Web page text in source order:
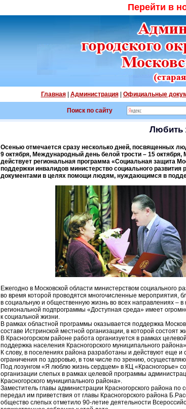
Перейти в
Главная| Администрация| Официальные
Поиск по сайту
Любить
Осенью отмечается сразу несколько дней, посвященных
9 октября, Международный день белой трости – 15
действует региональная программа «Социальная защита
поддержки инвалидов министерство социального
документами в целях помощи людям, нуждающимся в
Ежегодно в Московской области министерством социального
во время которой проводятся многочисленные мероприятия,
в социальную и общественную жизнь во всех направлениях –
региональной подпрограммы «Доступная среда» имеет
к социальной жизни.
В рамках областной программы оказывается поддержка
составе Истринской местной организации, в которой состоят
В Красногорском районе работа организуется в рамках
поддержка населения Красногорского муниципального
К слову, в поселениях района разработаны и действуют еще
ограничения по здоровью, в том числе по зрению,
Под лозунгом «Я люблю жизнь сердцем» в КЦ «Красногорье»
организации слепых в рамках целевой программы
Красногорского муниципального района».
Заместитель главы администрации Красногорского района
передал им приветствия от главы Красногорского района
общество слепых отметило 90-летие деятельности